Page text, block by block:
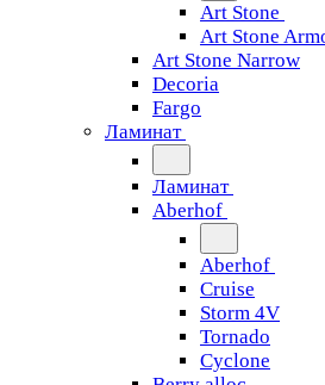
Art Stone
Art Stone
Art Stone Narrow
Decoria
Fargo
Ламинат
Ламинат
Aberhof
Aberhof
Cruise
Storm 4V
Tornado
Сyclone